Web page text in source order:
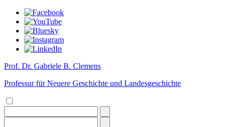
Prof. Dr. Gabriele B. Clemens
Professur für Neuere Geschichte und Landesgeschichte